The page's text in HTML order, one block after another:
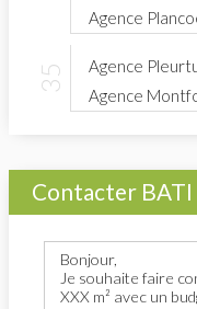
Agence
Agence
Agence
Contacter BATI